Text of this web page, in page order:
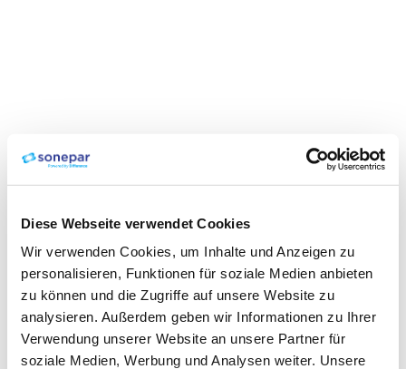
Diese Webseite verwendet Cookies
Wir verwenden Cookies, um Inhalte und Anzeigen zu
personalisieren, Funktionen für soziale Medien anbieten
zu können und die Zugriffe auf unsere Website zu
analysieren. Außerdem geben wir Informationen zu Ihrer
Verwendung unserer Website an unsere Partner für
soziale Medien, Werbung und Analysen weiter. Unsere